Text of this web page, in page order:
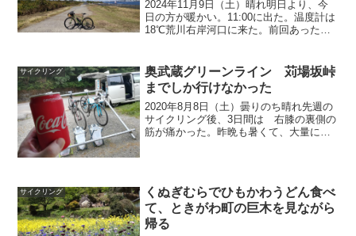
2024年11月9日（土）晴れ明日より、今
日の方が暖かい。11:00に出た。温度計は
18℃荒川右岸河口に来た。前回あった雑
から見ている橋を渡る。先程の煙突とそ
の左奥にス...
サイクリング
奥武蔵グリーンライン 苅場坂峠
までしか行けなかった
2020年8月8日（土）曇りのち晴れ先週の
サイクリング後、3日間は 右膝の裏側の
筋が痛かった。昨晩も暑くて、大量にい
サイクリング
くぬぎむらでひもかわうどん食べ
て、ときがわ町の巨木を見ながら
帰る